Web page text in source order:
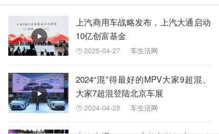
上汽商用车战略发布，上汽大通启动
10亿创富基金
 2025-04-27 车生活网
2024“混”得最好的MPV大家9超混、
大家7超混登陆北京车展
 2024-04-28 车生活网